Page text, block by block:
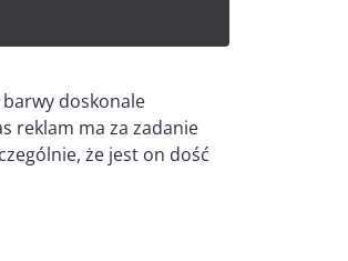
doskonale
reklam ma za zadanie
że jest on dość